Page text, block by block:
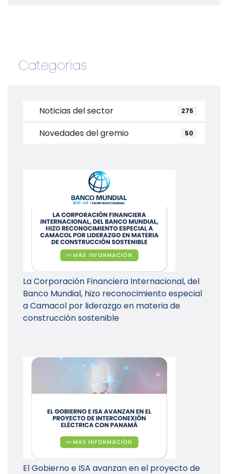
Categorias
Noticias del sector 275
Novedades del gremio 50
La Corporación Financiera Internacional, del
Banco Mundial, hizo reconocimiento especial
a Camacol por liderazgo en materia de
construcción sostenible
El Gobierno e ISA avanzan en el proyecto de